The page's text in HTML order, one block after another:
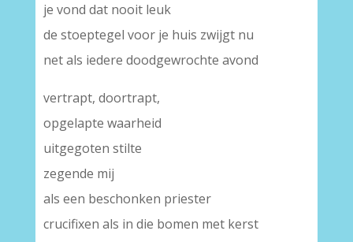
je vond dat nooit leuk
de stoeptegel voor je huis zwijgt nu
net als iedere doodgewrochte avond
vertrapt, doortrapt,
opgelapte waarheid
uitgegoten stilte
zegende mij
als een beschonken priester
crucifixen als in die bomen met kerst